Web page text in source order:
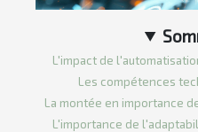
L'impact de
Les compétences
La montée en importance
L'importance de